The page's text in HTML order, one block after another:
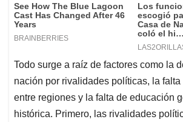
Todo surge a raíz de factores como la
nación por rivalidades políticas, la
entre regiones y la falta de educación
histórica. Primero, las rivalidades